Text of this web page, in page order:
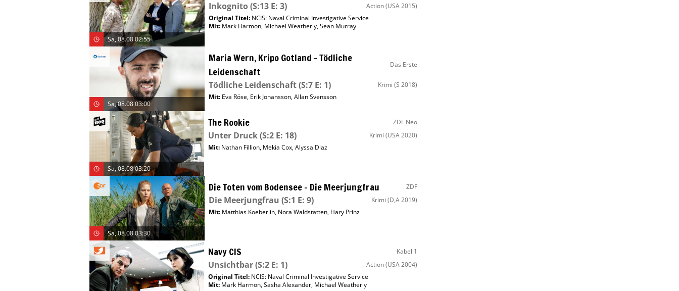
Sa, 08.08 02:55
Inkognito(S:13 E: 3) Action(USA 2015)
Original Titel: NCIS: Naval Criminal Investigative Service
Mit: Mark Harmon, Michael Weatherly,Sean Murray
Sa, 08.08 03:00
Maria Wern, Kripo Gotland – Tödliche
Leidenschaft
Das Erste
Tödliche Leidenschaft(S:7 E: 1) Krimi (S 2018)
Mit: Eva Röse, Erik Johansson,Allan Svensson
Sa, 08.08 03:20
The Rookie ZDF Neo
Unter Druck(S:2 E: 18) Krimi (USA 2020)
Mit: Nathan Fillion, Mekia Cox,Alyssa Diaz
Sa, 08.08 03:30
Die Toten vom Bodensee – Die Meerjungfrau ZDF
Die Meerjungfrau (S:1 E: 9) Krimi (D,A 2019)
Mit: Matthias Koeberlin, Nora Waldstätten, Hary Prinz
Navy CIS Kabel 1
Unsichtbar(S:2 E: 1) Action(USA 2004)
Original Titel: NCIS: Naval Criminal Investigative Service
Mit: Mark Harmon,Sasha Alexander, Michael Weatherly